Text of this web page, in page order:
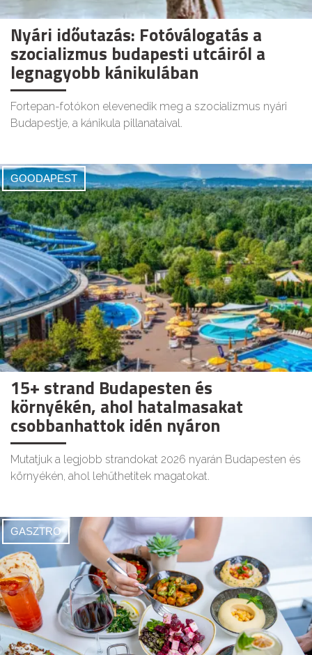
Nyári időutazás: Fotóválogatás a
szocializmus budapesti utcáiról a
legnagyobb kánikulában
Fortepan-fotókon elevenedik meg a szocializmus nyári
Budapestje, a kánikula pillanataival.
GOODAPEST
15+ strand Budapesten és
környékén, ahol hatalmasakat
csobbanhattok idén nyáron
Mutatjuk a legjobb strandokat 2026 nyarán Budapesten és
környékén, ahol lehűthetitek magatokat.
GASZTRO